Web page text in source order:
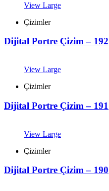
View Large
Çizimler
Dijital Portre Çizim – 192
View Large
Çizimler
Dijital Portre Çizim – 191
View Large
Çizimler
Dijital Portre Çizim – 190